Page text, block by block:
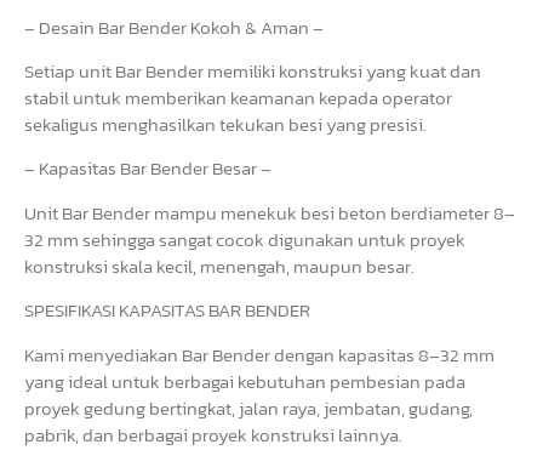
– Desain Bar Bender Kokoh & Aman –
Setiap unit Bar Bender memiliki konstruksi yang kuat dan
stabil untuk memberikan keamanan kepada operator
sekaligus menghasilkan tekukan besi yang presisi.
– Kapasitas Bar Bender Besar –
Unit Bar Bender mampu menekuk besi beton berdiameter 8–
32 mm sehingga sangat cocok digunakan untuk proyek
konstruksi skala kecil, menengah, maupun besar.
SPESIFIKASI KAPASITAS BAR BENDER
Kami menyediakan Bar Bender dengan kapasitas 8–32 mm
yang ideal untuk berbagai kebutuhan pembesian pada
proyek gedung bertingkat, jalan raya, jembatan, gudang,
pabrik, dan berbagai proyek konstruksi lainnya.